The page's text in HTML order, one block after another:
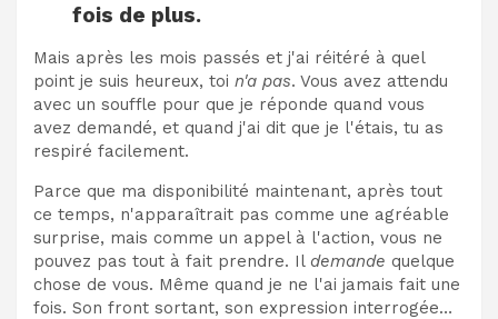
fois de plus.
Mais après les mois passés et j'ai réitéré à quel
point je suis heureux, toi n'a pas. Vous avez attendu
avec un souffle pour que je réponde quand vous
avez demandé, et quand j'ai dit que je l'étais, tu as
respiré facilement.
Parce que ma disponibilité maintenant, après tout
ce temps, n'apparaîtrait pas comme une agréable
surprise, mais comme un appel à l'action, vous ne
pouvez pas tout à fait prendre. Il demande quelque
chose de vous. Même quand je ne l'ai jamais fait une
fois. Son front sortant, son expression interrogée…